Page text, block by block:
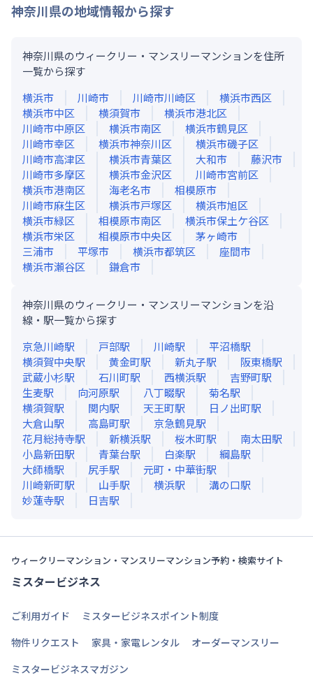
神奈川県の地域情報から探す
神奈川県のウィークリー・マンスリーマンションを住所
一覧から探す
横浜市
川崎市 川崎市川崎区
横浜市西区
横浜市中区
横須賀市
横浜市港北区
川崎市中原区
横浜市南区
横浜市鶴見区
川崎市幸区
横浜市神奈川区
横浜市磯子区
川崎市高津区
横浜市青葉区 大和市
藤沢市
川崎市多摩区
横浜市金沢区
川崎市宮前区
横浜市港南区
海老名市
相模原市
川崎市麻生区
横浜市戸塚区
横浜市旭区
横浜市緑区
相模原市南区
横浜市保土ケ谷区
横浜市栄区
相模原市中央区
茅ヶ崎市
三浦市
平塚市 横浜市都筑区
座間市
横浜市瀬谷区
鎌倉市
神奈川県のウィークリー・マンスリーマンションを沿
線・駅一覧から探す
京急川崎駅 戸部駅 川崎駅 平沼橋駅
横須賀中央駅 黄金町駅 新丸子駅 阪東橋駅
武蔵小杉駅 石川町駅 西横浜駅 吉野町駅
生麦駅 向河原駅 八丁畷駅 菊名駅
横須賀駅 関内駅 天王町駅 日ノ出町駅
大倉山駅 高島町駅 京急鶴見駅
花月総持寺駅 新横浜駅 桜木町駅 南太田駅
小島新田駅 青葉台駅 白楽駅 綱島駅
大師橋駅 尻手駅 元町・中華街駅
川崎新町駅 山手駅 横浜駅 溝の口駅
妙蓮寺駅 日吉駅
ウィークリーマンション・マンスリーマンション予約・検索サイト
ミスタービジネス
ご利用ガイド
ミスタービジネスポイント制度
物件リクエスト
家具・家電レンタル
オーダーマンスリー
ミスタービジネスマガジン